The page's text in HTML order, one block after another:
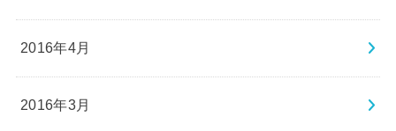
2016年4月
2016年3月